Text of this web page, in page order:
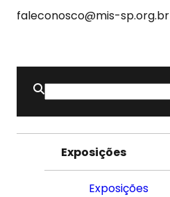
faleconosco@mis-sp.org.br
Buscar
por:
Exposições
Exposições